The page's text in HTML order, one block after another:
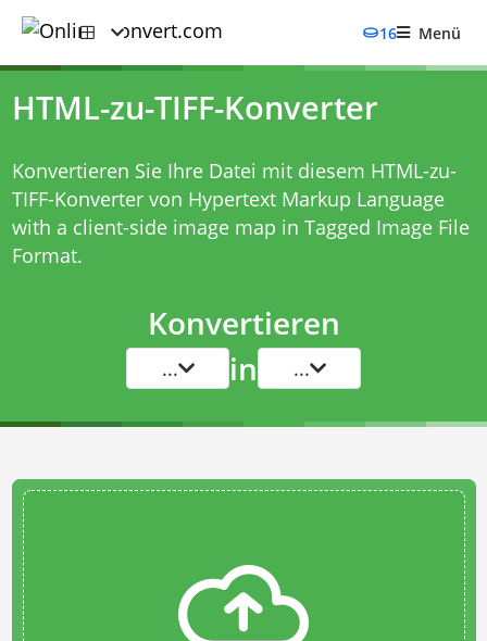
16 Menü
HTML-zu-TIFF-Konverter
Konvertieren Sie Ihre Datei mit diesem HTML-zu-
TIFF-Konvertervon Hypertext Markup Language
with a client-side image map in Tagged Image File
Format.
Konvertieren
... in ...